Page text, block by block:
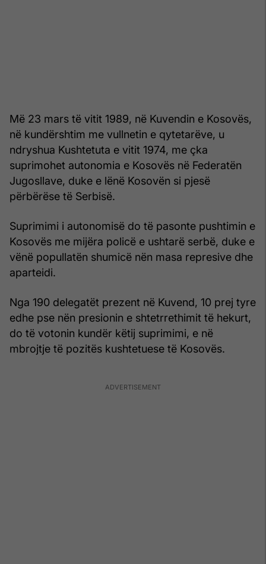
Më 23 mars të vitit 1989, në Kuvendin e Kosovës,
në kundërshtim me vullnetin e qytetarëve, u
ndryshua Kushtetuta e vitit 1974, me çka
suprimohet autonomia e Kosovës në Federatën
Jugosllave, duke e lënë Kosovën si pjesë
përbërëse të Serbisë.
Suprimimi i autonomisë do të pasonte pushtimin e
Kosovës me mijëra policë e ushtarë serbë, duke e
vënë popullatën shumicë nën masa represive dhe
aparteidi.
Nga 190 delegatët prezent në Kuvend, 10 prej tyre
edhe pse nën presionin e shtetrrethimit të hekurt,
do të votonin kundër këtij suprimimi, e në
mbrojtje të pozitës kushtetuese të Kosovës.